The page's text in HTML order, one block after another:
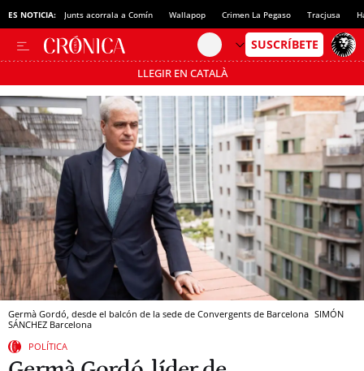
ES NOTICIA: Junts acorrala a Comín Wallapop Crimen La Pegaso Tracjusa
LLEGIR EN CATALÀ
Pásate al MODO AHORRO
Germà Gordó, desde el balcón de la sede de Convergents de Barcelona SIMÓN
SÁNCHEZ Barcelona
POLÍTICA